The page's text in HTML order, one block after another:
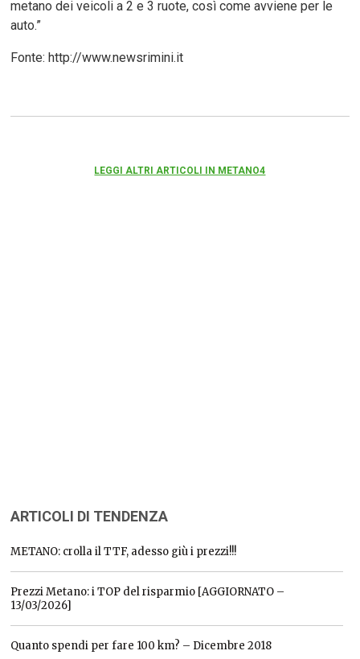
metano dei veicoli a 2 e 3 ruote, così come avviene per le
auto.”
Fonte: http://www.newsrimini.it
LEGGI ALTRI ARTICOLI IN METANO4
ARTICOLI DI TENDENZA
METANO: crolla il TTF, adesso giù i prezzi!!!
Prezzi Metano: i TOP del risparmio [AGGIORNATO –
13/03/2026]
Quanto spendi per fare 100 km? – Dicembre 2018